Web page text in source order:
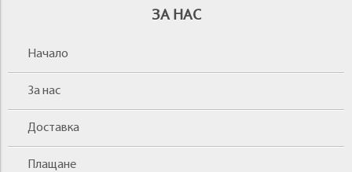
ЗА НАС
Начало
За нас
Доставка
Плащане